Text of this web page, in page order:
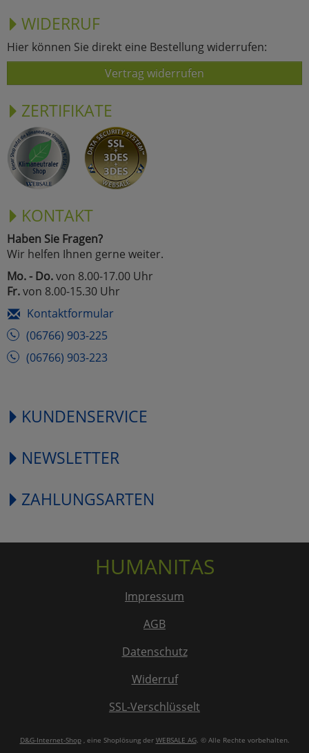
WIDERRUF
Hier können Sie direkt eine Bestellung widerrufen:
Vertrag widerrufen
ZERTIFIKATE
KONTAKT
Haben Sie Fragen?
Wir helfen Ihnen gerne weiter.
Mo. - Do.von 8.00-17.00 Uhr
Fr.von 8.00-15.30 Uhr
Kontaktformular
(06766) 903-225
(06766) 903-223
KUNDENSERVICE
NEWSLETTER
ZAHLUNGSARTEN
HUMANITAS
Impressum
AGB
Datenschutz
Widerruf
SSL-Verschlüsselt
D&G-Internet-Shop, eine Shoplösung der WEBSALE AG. © Alle Rechte vorbehalten.